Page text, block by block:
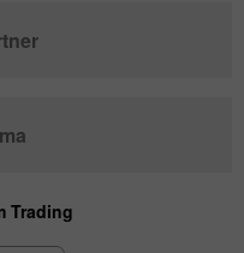
Trading